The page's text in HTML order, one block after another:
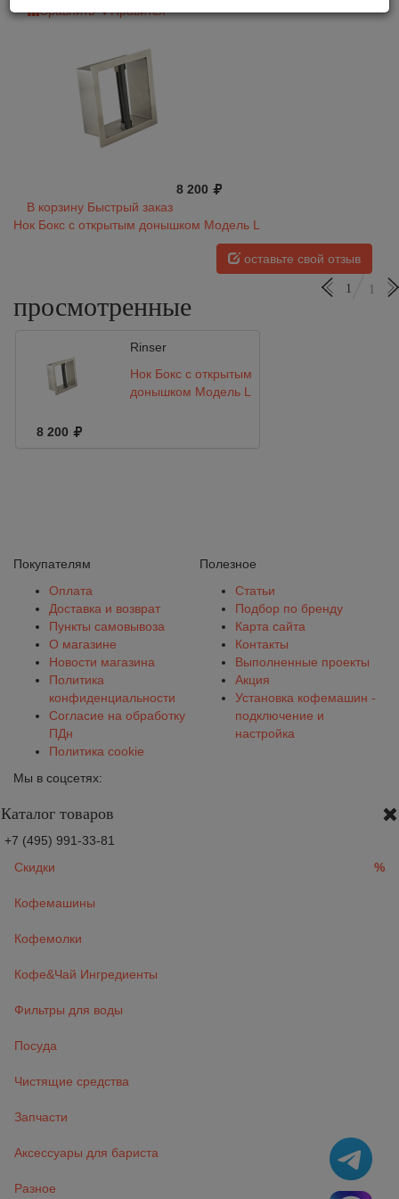
Сравнить Нравится
8 200
В корзину Быстрый заказ
Нок Бокс с открытым донышком Модель L
оставьте свой отзыв
просмотренные
1 1
Rinser
Нок Бокс с открытым
донышком Модель L
8 200
Покупателям
Оплата
Доставка и возврат
Пункты самовывоза
О магазине
Новости магазина
Политика
конфиденциальности
Согласие на обработку
ПДн
Политика cookie
Полезное
Статьи
Подбор по бренду
Карта сайта
Контакты
Выполненные проекты
Акция
Установка кофемашин -
подключение и
настройка
Мы в соцсетях:
Каталог товаров
+7 (495) 991-33-81
Скидки
%
Кофемашины
Кофемолки
Кофе&Чай Ингредиенты
Фильтры для воды
Посуда
Чистящие средства
Запчасти
Аксессуары для бариста
Разное